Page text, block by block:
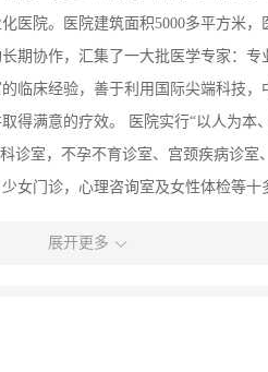
医院。医院建筑面积5000多平方米
期协作，汇集了一大批医学专家：
临床经验，善于利用国际尖端科技
得满意的疗效。 医院实行“以人为本
诊室，不孕不育诊室、宫颈疾病诊
女门诊，心理咨询室及女性体检等
光治疗仪、微波治疗仪、盆腔炎治疗
境。由于室内恒温、恒湿、恒压，每
展开更多